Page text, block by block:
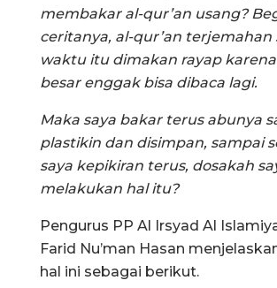
membakar al-qur’an usang?
ceritanya, al-qur’an terjemahan
waktu itu dimakan rayap
besar enggak bisa dibaca lagi.
Maka saya bakar terus abunya
plastikin dan disimpan, sampai
saya kepikiran terus, dosakah
melakukan hal itu?
Pengurus PP Al Irsyad Al
Farid Nu’man Hasan
hal ini sebagai berikut.